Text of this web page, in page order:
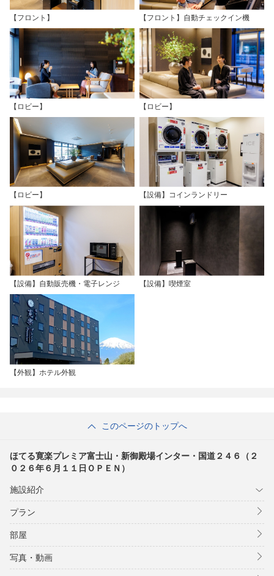
【フロント】 【フロント】自動チェックイン機
【ロビー】 【ロビー】
【ロビー】 【設備】コインランドリー
【設備】自動販売機・電子レンジ 【設備】喫煙室
【外観】ホテル外観
このページのトップへ
ほてる寛楽プレミア富士山・新御殿場インター・国道２４６（２
０２６年６月１１日ＯＰＥＮ）
施設紹介
プラン
部屋
写真・動画